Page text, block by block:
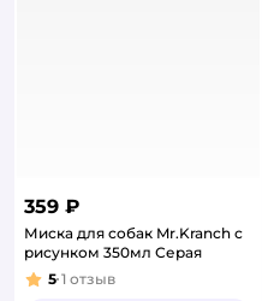
359 ₽
Миска для собак Mr.Kranch с
рисунком 350мл Серая
Рейтинг:
5 1 отзыв